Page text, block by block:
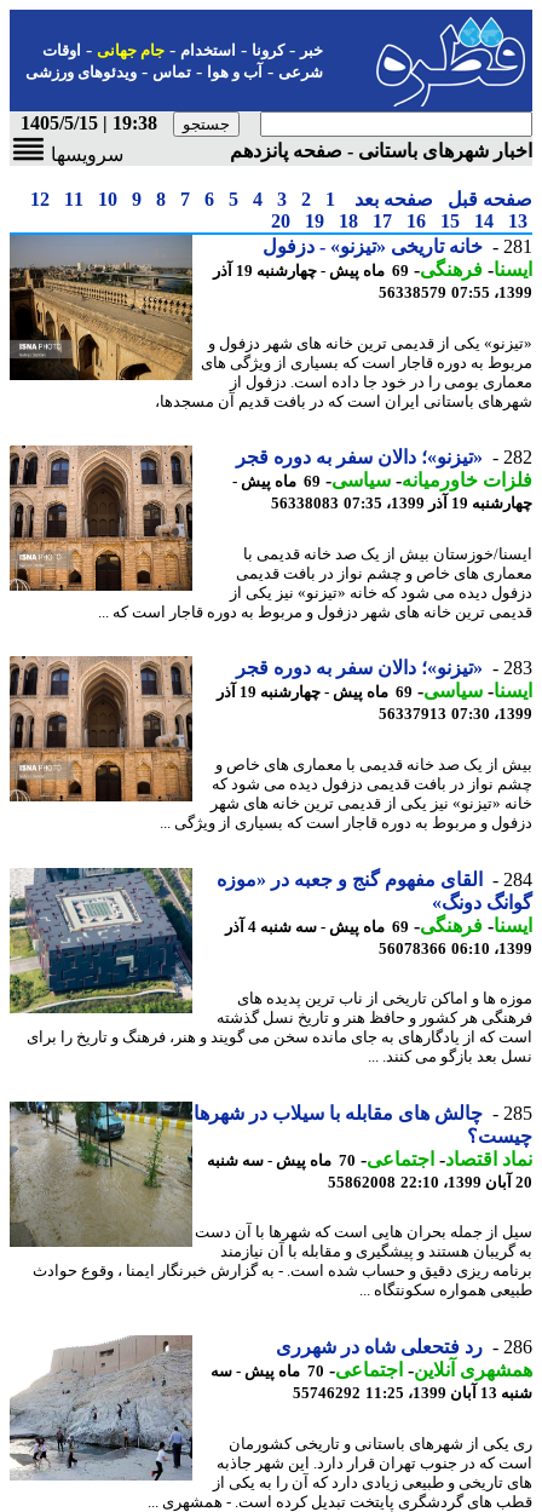
-کرونا-استخدام- جام جهانی-اوقات
شرعی-آب و هوا-تماس-ویدئوهای ورزشی
19:38 | 1405/5/15
شهرهای باستانی - صفحه پانزدهم
سرویسها
قبل صفحه بعد 1
2
3
4
5
6
7
8
9
10
11
12
14
15
16
17
18
19
20
خانه تاریخی «تیزنو» - دزفول
-فرهنگی-
69 ماه پیش - چهارشنبه 19 آذر
56338579
یکی از قدیمی ترین خانه های شهر دزفول و
به دوره قاجار است که بسیاری از ویژگی های
بومی را در خود جا داده است. دزفول از
باستانی ایران است که در بافت قدیم آن مسجدها،
«تیزنو»؛ دالان سفر به دوره قجر
خاورمیانه-سیاسی-
69 ماه پیش -
19 آذر 1399، 07:35
56338083
خوزستان بیش از یک صد خانه قدیمی با
های خاص و چشم نواز در بافت قدیمی
دیده می شود که خانه «تیزنو» نیز یکی از
ترین خانه های شهر دزفول و مربوط به دوره قاجار است که ...
«تیزنو»؛ دالان سفر به دوره قجر
-سیاسی-
69 ماه پیش - چهارشنبه 19 آذر
56337913
از یک صد خانه قدیمی با معماری های خاص و
نواز در بافت قدیمی دزفول دیده می شود که
«تیزنو» نیز یکی از قدیمی ترین خانه های شهر
و مربوط به دوره قاجار است که بسیاری از ویژگی ...
القای مفهوم گنج و جعبه در «موزه
دونگ»
-فرهنگی-
69 ماه پیش - سه شنبه 4 آذر
56078366
ها و اماکن تاریخی از ناب ترین پدیده های
هر کشور و حافظ هنر و تاریخ نسل گذشته
که از یادگارهای به جای مانده سخن می گویند و هنر، فرهنگ و تاریخ را برای
بعد بازگو می کنند. ...
چالش های مقابله با سیلاب در شهرها
اقتصاد-اجتماعی-
70 ماه پیش - سه شنبه
55862008
از جمله بحران هایی است که شهرها با آن دست
هستند و پیشگیری و مقابله با آن نیازمند
ریزی دقیق و حساب شده است. - به گزارش خبرنگار ایمنا ، وقوع حوادث
همواره سکونتگاه ...
رد فتحعلی شاه در شهرری
آنلاین-اجتماعی-
70 ماه پیش - سه
11:25
55746292
از شهرهای باستانی و تاریخی کشورمان
که در جنوب تهران قرار دارد. این شهر جاذبه
تاریخی و طبیعی زیادی دارد که آن را به یکی از
های گردشگری پایتخت تبدیل کرده است. - همشهری ...